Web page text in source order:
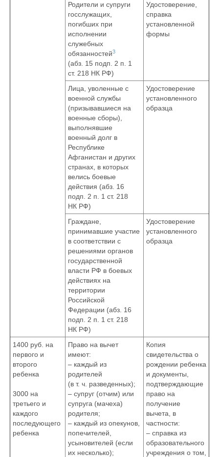
Родители и супруги
госслужащих,
погибших при
исполнении
служебных
обязанностей3
(абз. 15 подп. 2 п. 1
ст. 218 НК РФ)
Удостоверение,
справка
установленной
формы
Лица, уволенные с
военной службы
(призывавшиеся на
военные сборы),
выполнявшие
военный долг в
Республике
Афганистан и других
странах, в которых
велись боевые
действия (абз. 16
подп. 2 п. 1 ст. 218
НК РФ)
Удостоверение
установленного
образца
Граждане,
принимавшие участие
в соответствии с
решениями органов
государственной
власти РФ в боевых
действиях на
территории
Российской
Федерации (абз. 16
подп. 2 п. 1 ст. 218
НК РФ)
Удостоверение
установленного
образца
1400 руб. на
первого и
второго
ребенка
3000 на
третьего и
каждого
последующего
ребенка
Право на вычет
имеют:
– каждый из
родителей
(в т. ч. разведенных);
– супруг (отчим) или
супруга (мачеха)
родителя;
– каждый из опекунов,
попечителей,
усыновителей (если
их несколько);
Копия
свидетельства о
рождении ребенка
и документы,
подтверждающие
право на
получение
вычета, в
частности:
– справка из
образовательного
учреждения о том,